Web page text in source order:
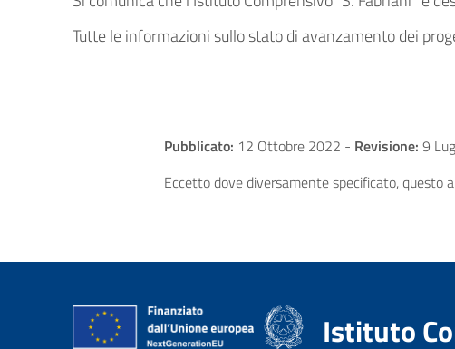
Tutte le informazioni sullo stato di avanzamento dei
Pubblicato: 12 Ottobre 2022 - Revisione: 9
Eccetto dove diversamente specificato,
Istituto